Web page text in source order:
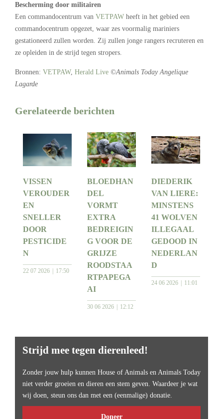
Bescherming door militairen
Een commandocentrum van VETPAW heeft in het gebied een
commandocentrum opgezet, waar zes voormalig mariniers
gestationeerd zullen worden. Zij zullen jonge rangers recruteren en
ze opleiden in de strijd tegen stropers.
Bronnen: VETPAW, Herald Live ©Animals Today Angelique
Lagarde
Gerelateerde berichten
VISSEN
VEROUDER
EN
SNELLER
DOOR
PESTICIDE
N
22 07 2026 17:50
BLOEDHAN
DEL
VORMT
EXTRA
BEDREIGIN
G VOOR DE
GRIJZE
ROODSTAA
RTPAPEGA
AI
30 06 2026 12:12
DIEDERIK
VAN LIERE:
MINSTENS
41 WOLVEN
ILLEGAAL
GEDOOD IN
NEDERLAN
D
24 06 2026 11:01
Strijd mee tegen dierenleed!
Zonder jouw hulp kunnen House of Animals en Animals Today
niet verder groeien en dieren een stem geven. Waardeer je wat
wij doen, steun ons dan met een (eenmalige) donatie.
Doneer